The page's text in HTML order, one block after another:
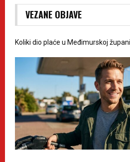
VEZANE OBJAVE
Koliki dio plaće u Međimurskoj